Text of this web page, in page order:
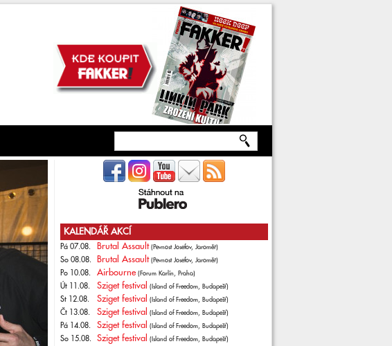
KALENDÁŘ AKCÍ
Pá 07.08. Brutal Assault (Pevnost Josefov, Jaroměř)
So 08.08. Brutal Assault (Pevnost Josefov, Jaroměř)
Po 10.08. Airbourne (Forum Karlín, Praha)
Út 11.08. Sziget festival (Island of Freedom, Budapešť)
St 12.08. Sziget festival (Island of Freedom, Budapešť)
Čt 13.08. Sziget festival (Island of Freedom, Budapešť)
Pá 14.08. Sziget festival (Island of Freedom, Budapešť)
So 15.08. Sziget festival (Island of Freedom, Budapešť)